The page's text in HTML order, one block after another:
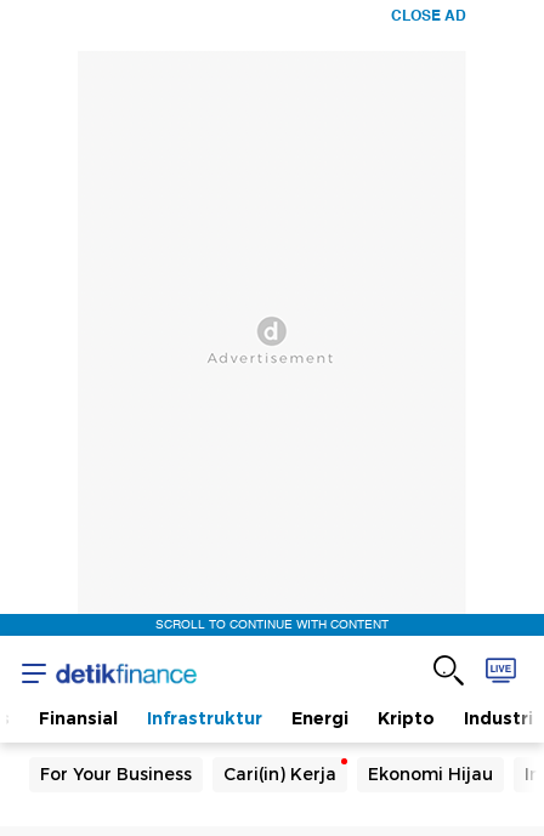
CLOSE AD
SCROLL TO CONTINUE WITH CONTENT
Finansial Infrastruktur Energi Kripto Industri
For Your Business Cari(in) Kerja Ekonomi Hijau